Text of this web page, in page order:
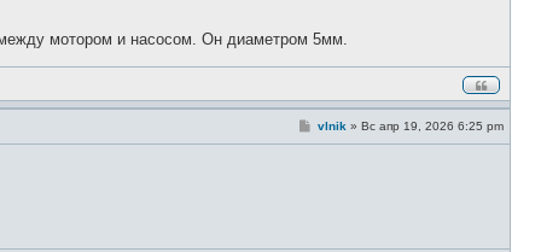
мотором и насосом. Он диаметром 5мм.
Сvlnik » Вс апр 19, 2026 6:25 pm